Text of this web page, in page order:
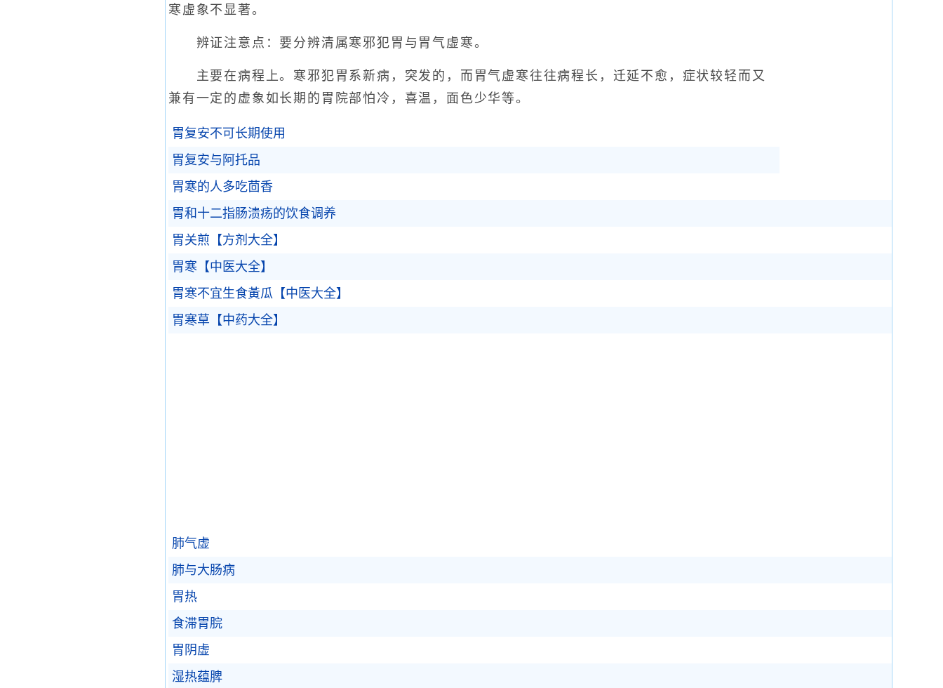
寒虚象不显著。
辨证注意点：要分辨清属寒邪犯胃与胃气虚寒。
主要在病程上。寒邪犯胃系新病，突发的，而胃气虚寒往往病程长，迁延不愈，症状较轻而又
兼有一定的虚象如长期的胃院部怕冷，喜温，面色少华等。
胃复安不可长期使用
胃复安与阿托品
胃寒的人多吃茴香
胃和十二指肠溃疡的饮食调养
胃关煎【方剂大全】
胃寒【中医大全】
胃寒不宜生食黃瓜【中医大全】
胃寒草【中药大全】
肺气虚
肺与大肠病
胃热
食滞胃脘
胃阴虚
湿热蕴脾